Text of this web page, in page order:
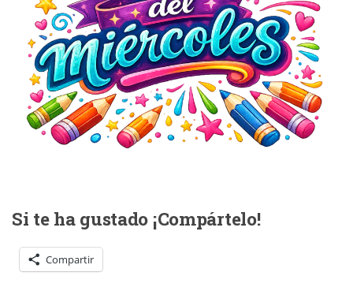
Si te ha gustado ¡Compártelo!
Compartir